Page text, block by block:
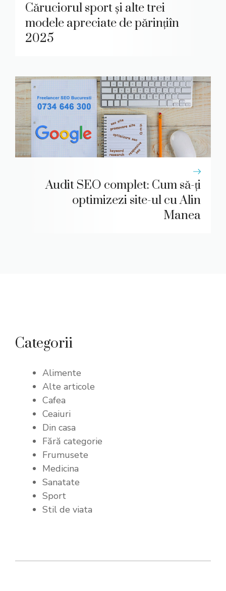
Căruciorul sport și alte trei
modele apreciate de părințiîn
2025
Audit SEO complet: Cum să-ți
optimizezi site-ul cu Alin
Manea
Categorii
Alimente
Alte articole
Cafea
Ceaiuri
Din casa
Fără categorie
Frumusete
Medicina
Sanatate
Sport
Stil de viata